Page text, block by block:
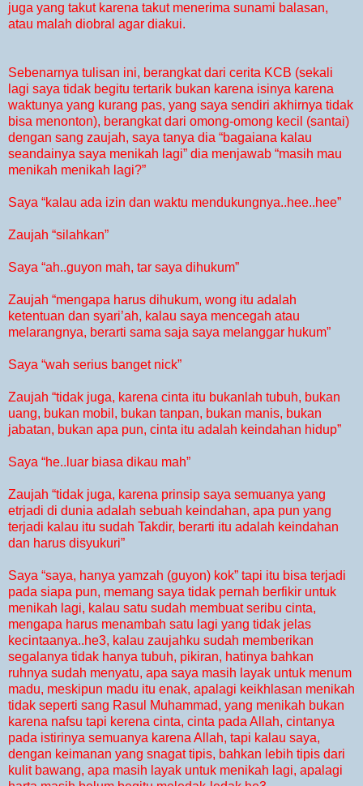
juga yang takut karena takut menerima sunami balasan,
atau malah diobral agar diakui.
Sebenarnya tulisan ini, berangkat dari cerita KCB (sekali
lagi saya tidak begitu tertarik bukan karena isinya karena
waktunya yang kurang pas, yang saya sendiri akhirnya tidak
bisa menonton), berangkat dari omong-omong kecil (santai)
dengan sang zaujah, saya tanya dia “bagaiana kalau
seandainya saya menikah lagi” dia menjawab “masih mau
menikah menikah lagi?”
Saya “kalau ada izin dan waktu mendukungnya..hee..hee”
Zaujah “silahkan”
Saya “ah..guyon mah, tar saya dihukum”
Zaujah “mengapa harus dihukum, wong itu adalah
ketentuan dan syari’ah, kalau saya mencegah atau
melarangnya, berarti sama saja saya melanggar hukum”
Saya “wah serius banget nick”
Zaujah “tidak juga, karena cinta itu bukanlah tubuh, bukan
uang, bukan mobil, bukan tanpan, bukan manis, bukan
jabatan, bukan apa pun, cinta itu adalah keindahan hidup”
Saya “he..luar biasa dikau mah”
Zaujah “tidak juga, karena prinsip saya semuanya yang
etrjadi di dunia adalah sebuah keindahan, apa pun yang
terjadi kalau itu sudah Takdir, berarti itu adalah keindahan
dan harus disyukuri”
Saya “saya, hanya yamzah (guyon) kok” tapi itu bisa terjadi
pada siapa pun, memang saya tidak pernah berfikir untuk
menikah lagi, kalau satu sudah membuat seribu cinta,
mengapa harus menambah satu lagi yang tidak jelas
kecintaanya..he3, kalau zaujahku sudah memberikan
segalanya tidak hanya tubuh, pikiran, hatinya bahkan
ruhnya sudah menyatu, apa saya masih layak untuk menum
madu, meskipun madu itu enak, apalagi keikhlasan menikah
tidak seperti sang Rasul Muhammad, yang menikah bukan
karena nafsu tapi kerena cinta, cinta pada Allah, cintanya
pada istirinya semuanya karena Allah, tapi kalau saya,
dengan keimanan yang snagat tipis, bahkan lebih tipis dari
kulit bawang, apa masih layak untuk menikah lagi, apalagi